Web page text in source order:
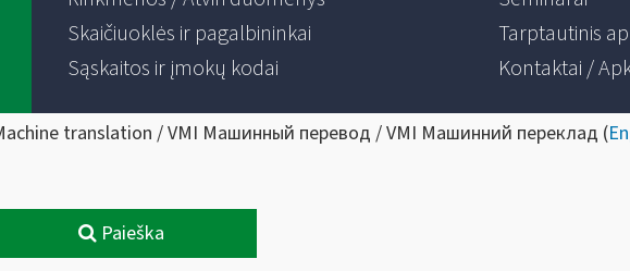
Skaičiuoklės ir pagalbininkai
Sąskaitos ir įmokų kodai
Tarptautinis
Kontaktai /
translation / VMI Машинный перевод / VMI Машинний переклад (
Paieška